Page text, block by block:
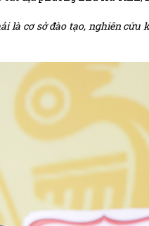
là cơ sở đào tạo, nghiên cứu